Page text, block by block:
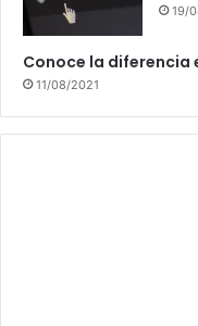
19/
Conoce la
11/08/2021